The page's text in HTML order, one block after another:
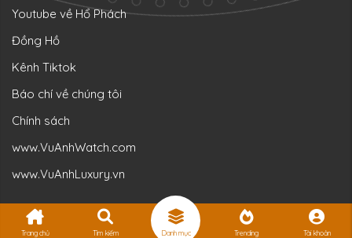
Youtube về Hổ Phách
Đồng Hồ
Kênh Tiktok
Báo chí về chúng tôi
Chính sách
www.VuAnhWatch.com
www.VuAnhLuxury.vn
Trang chủ Tìm kiếm Danh mục Trending Tài khoản